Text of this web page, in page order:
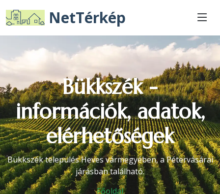
NetTérkép
Bükkszék -
információk, adatok,
elérhetőségek
Bükkszék település Heves vármegyében, a Pétervásárai
járásban található.
Főoldal